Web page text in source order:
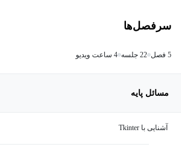
سرفصل‌ها
5 فصل 22 جلسه 4 ساعت ویدیو
مسائل پایه
آشنایی با Tkinter